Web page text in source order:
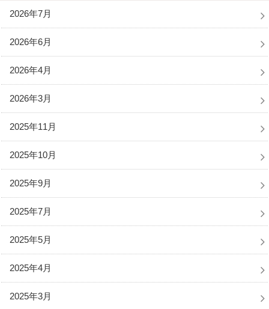
2026年7月
2026年6月
2026年4月
2026年3月
2025年11月
2025年10月
2025年9月
2025年7月
2025年5月
2025年4月
2025年3月